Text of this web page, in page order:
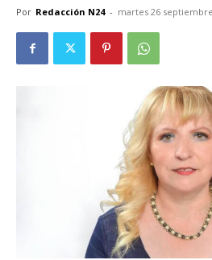
Por Redacción N24 - martes 26